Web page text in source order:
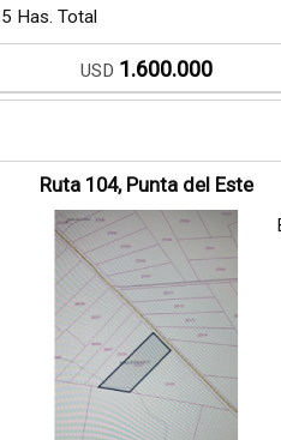
5 Has. Total
USD 1.600.000
Ruta 104, Punta del Este